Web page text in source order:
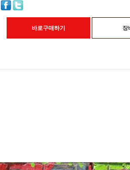
바로구매하기 장